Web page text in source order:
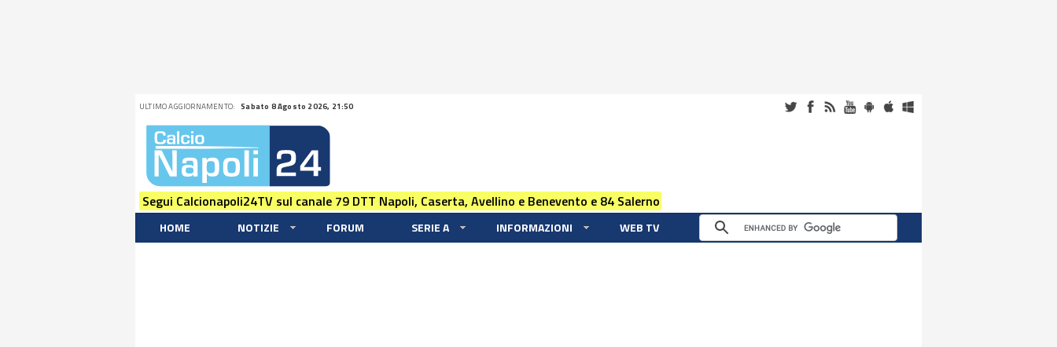
ULTIMO AGGIORNAMENTO: Sabato 8 Agosto 2026, 21:50
Segui Calcionapoli24TV sul canale 79 DTT Napoli, Caserta, Avellino e Benevento e 84 Salerno
HOME NOTIZIE FORUM SERIE A INFORMAZIONI WEB TV